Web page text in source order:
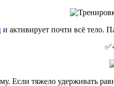
и активирует почти всё тело.
Если тяжело удерживать